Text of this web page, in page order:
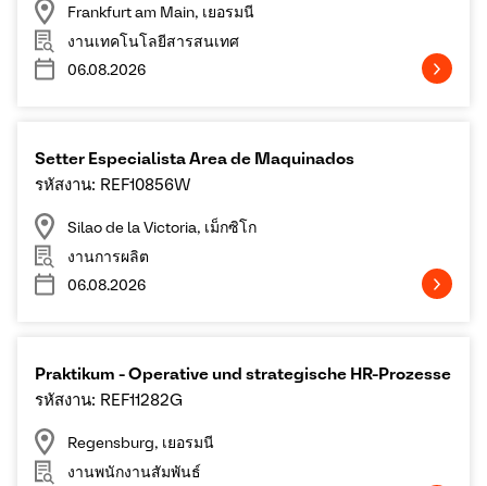
Frankfurt am Main, เยอรมนี
งานเทคโนโลยีสารสนเทศ
06.08.2026
Setter Especialista Area de Maquinados
รหัสงาน: REF10856W
Silao de la Victoria, เม็กซิโก
งานการผลิต
06.08.2026
Praktikum - Operative und strategische HR-Prozesse
รหัสงาน: REF11282G
Regensburg, เยอรมนี
งานพนักงานสัมพันธ์